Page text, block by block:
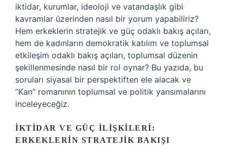
iktidar, kurumlar, ideoloji ve vatandaşlık gibi
kavramlar üzerinden nasıl bir yorum yapabiliriz?
Hem erkeklerin stratejik ve güç odaklı bakış açıları,
hem de kadınların demokratik katılım ve toplumsal
etkileşim odaklı bakış açıları, toplumsal düzenin
şekillenmesinde nasıl bir rol oynar? Bu yazıda, bu
soruları siyasal bir perspektiften ele alacak ve
“Kan” romanının toplumsal ve politik yansımalarını
inceleyeceğiz.
İKTIDAR VE GÜÇ İLIŞKILERI:
ERKEKLERIN STRATEJIK BAKIŞI